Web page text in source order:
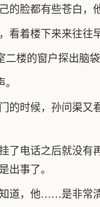
的脸都有些苍白，
看着楼下来来往往
二楼的窗户探出脑
的时候，孙问渠
了电话之后就没
事了。
道，他……是非常